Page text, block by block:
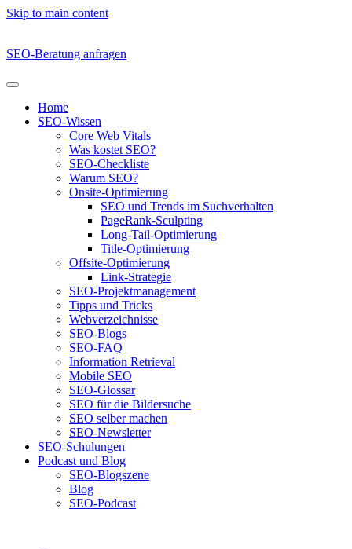
Skip to main content
SEO-Beratung anfragen
Home
SEO-Wissen
Core Web Vitals
Was kostet SEO?
SEO-Checkliste
Warum SEO?
Onsite-Optimierung
SEO und Trends im Suchverhalten
PageRank-Sculpting
Long-Tail-Optimierung
Title-Optimierung
Offsite-Optimierung
Link-Strategie
SEO-Projektmanagement
Tipps und Tricks
Webverzeichnisse
SEO-Blogs
SEO-FAQ
Information Retrieval
Mobile SEO
SEO-Glossar
SEO für die Bildersuche
SEO selber machen
SEO-Newsletter
SEO-Schulungen
Podcast und Blog
SEO-Blogszene
Blog
SEO-Podcast